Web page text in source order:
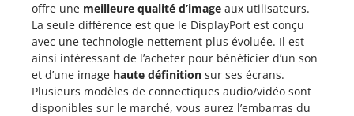
offre une meilleure qualité d’image aux utilisateurs.
La seule différence est que le DisplayPort est conçu
avec une technologie nettement plus évoluée. Il est
ainsi intéressant de l’acheter pour bénéficier d’un son
et d’une image haute définition sur ses écrans.
Plusieurs modèles de connectiques audio/vidéo sont
disponibles sur le marché, vous aurez l’embarras du